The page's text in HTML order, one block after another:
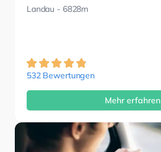
Landau - 6828m
532 Bewertungen
Mehr erfahren